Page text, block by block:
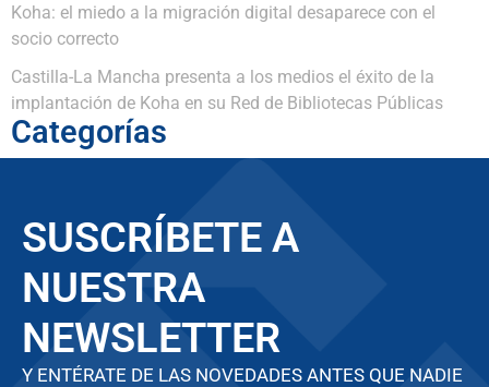
Koha: el miedo a la migración digital desaparece con el
socio correcto
Castilla-La Mancha presenta a los medios el éxito de la
implantación de Koha en su Red de Bibliotecas Públicas
Categorías
SUSCRÍBETE A
NUESTRA
NEWSLETTER
Y ENTÉRATE DE LAS NOVEDADES ANTES QUE NADIE